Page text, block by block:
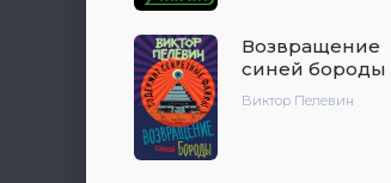
Возвращение
синей бороды
Виктор Пелевин